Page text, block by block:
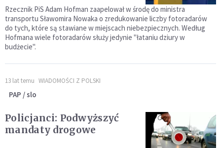
Rzecznik PiS Adam Hofman zaapelował w środę do ministra
transportu Sławomira Nowaka o zredukowanie liczby fotoradarów
do tych, które są stawiane w miejscach niebezpiecznych. Według
Hofmana wiele fotoradarów służy jedynie "łataniu dziury w
budżecie".
13 lat temu WIADOMOŚCI Z POLSKI
PAP / slo
Policjanci: Podwyższyć
mandaty drogowe